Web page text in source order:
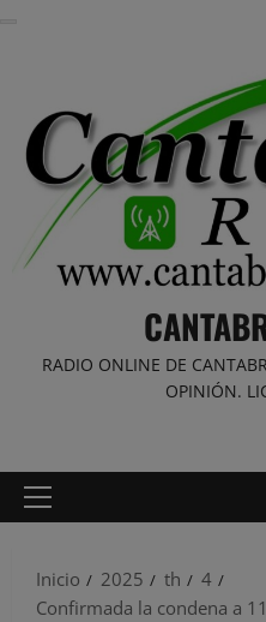
RADIO ONLINE DE
OPINIÓN.
Menú
Inicio
2025 th
4
Confirmada la condena a